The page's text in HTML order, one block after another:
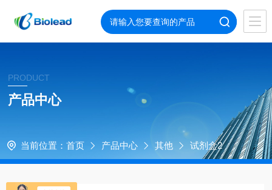
PRODUCT
产品中心
当前位置： 首页 产品中心 其他 试剂盒2